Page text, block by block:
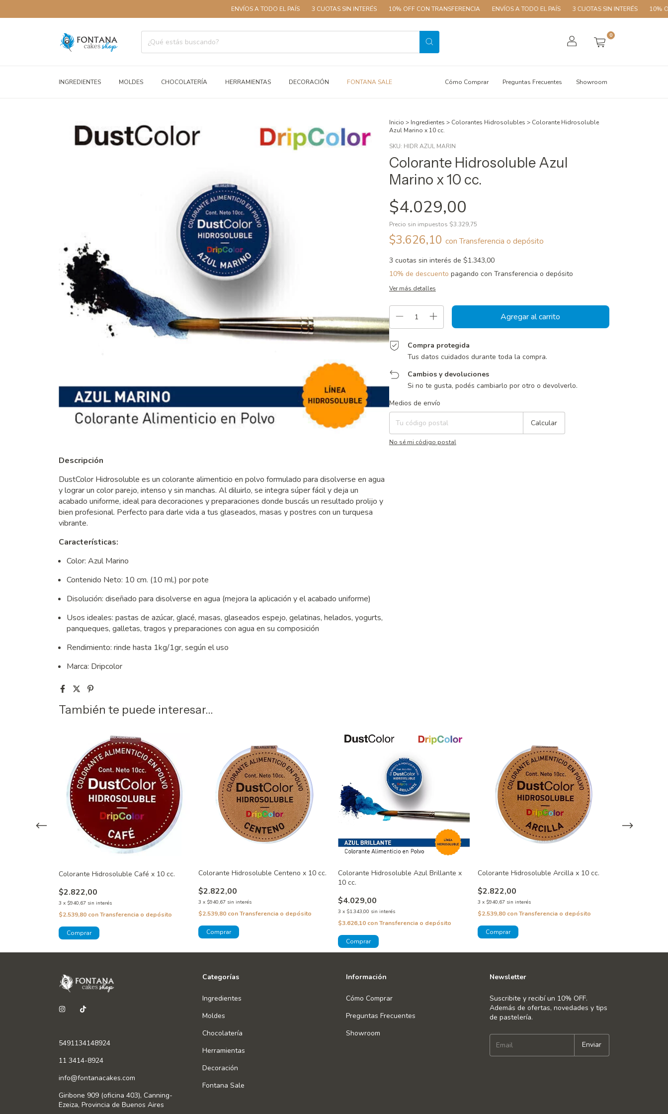
ENVÍOS A TODO EL PAÍS 3 CUOTAS SIN INTERÉS 10% OFF CON TRANSFERENCIA ENVÍOS A TODO EL PAÍS 3 CUOTAS SIN INTERÉS 10% OFF CON
0
INGREDIENTES MOLDES CHOCOLATERÍA HERRAMIENTAS DECORACIÓN FONTANA SALE Cómo Comprar Preguntas Frecuentes Showroom
Inicio > Ingredientes > Colorantes Hidrosolubles > Colorante Hidrosoluble
Azul Marino x 10 cc.
SKU: HIDR AZUL MARIN
Colorante Hidrosoluble Azul
Marino x 10 cc.
$4.029,00
Precio sin impuestos $3.329,75
$3.626,10 con Transferencia o depósito
3 cuotas sin interés de $1.343,00
10% de descuento pagando con Transferencia o depósito
Ver más detalles
Compra protegida
Tus datos cuidados durante toda la compra.
Cambios y devoluciones
Si no te gusta, podés cambiarlo por otro o devolverlo.
Entregas para el CP:
Medios de envío
Calcular
No sé mi código postal
Descripción
DustColor Hidrosoluble es un colorante alimenticio en polvo formulado para disolverse en agua
y lograr un color parejo, intenso y sin manchas. Al diluirlo, se integra súper fácil y deja un
acabado uniforme, ideal para decoraciones y preparaciones donde buscás un resultado prolijo y
bien profesional. Perfecto para darle vida a tus glaseados, masas y postres con un turquesa
vibrante.
Características:
Color: Azul Marino
Contenido Neto: 10 cm. (10 ml.) por pote
Disolución: diseñado para disolverse en agua (mejora la aplicación y el acabado uniforme)
Usos ideales: pastas de azúcar, glacé, masas, glaseados espejo, gelatinas, helados, yogurts,
panqueques, galletas, tragos y preparaciones con agua en su composición
Rendimiento: rinde hasta 1kg/1gr, según el uso
Marca: Dripcolor
También te puede interesar...
Colorante Hidrosoluble Café x 10 cc.
$2.822,00
3 x $940,67 sin interés
$2.539,80 conTransferencia o depósito
Colorante Hidrosoluble Centeno x 10 cc.
$2.822,00
3 x $940,67 sin interés
$2.539,80 conTransferencia o depósito
Colorante Hidrosoluble Azul Brillante x
10 cc.
$4.029,00
3 x $1.343,00 sin interés
$3.626,10 conTransferencia o depósito
Colorante Hidrosoluble Arcilla x 10 cc.
$2.822,00
3 x $940,67 sin interés
$2.539,80 conTransferencia o depósito
5491134148924
11 3414-8924
info@fontanacakes.com
Giribone 909 (oficina 403), Canning-
Ezeiza, Provincia de Buenos Aires
Categorías
Ingredientes
Moldes
Chocolatería
Herramientas
Decoración
Fontana Sale
Información
Cómo Comprar
Preguntas Frecuentes
Showroom
Newsletter
Suscribite y recibí un 10% OFF.
Además de ofertas, novedades y tips
de pastelería.